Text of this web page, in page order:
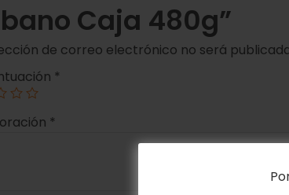
Caja 480g”
de correo electrónico no será
*
*